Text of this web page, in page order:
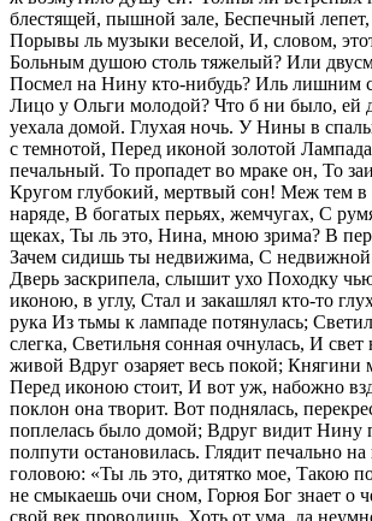
блестящей, пышной зале, Беспечный
Порывы ль музыки веселой, И, словом,
Больным душою столь тяжелый? Или
Посмел на Нину кто-нибудь? Иль лишним
Лицо у Ольги молодой? Что б ни было, ей
уехала домой. Глухая ночь. У Нины в
с темнотой, Перед иконой золотой
печальный. То пропадет во мраке он, То
Кругом глубокий, мертвый сон! Меж тем в
наряде, В богатых перьях, жемчугах, С
щеках, Ты ль это, Нина, мною зрима? В
Зачем сидишь ты недвижима, С недвижной
Дверь заскрипела, слышит ухо Походку
иконою, в углу, Стал и закашлял кто-то
рука Из тьмы к лампаде потянулась;
слегка, Светильня сонная очнулась, И
живой Вдруг озаряет весь покой; Княгини
Перед иконою стоит, И вот уж, набожно
поклон она творит. Вот поднялась,
поплелась было домой; Вдруг видит Нину
полпути остановилась. Глядит печально на
головою: «Ты ль это, дитятко мое, Такою
не смыкаешь очи сном, Горюя Бог знает о
свой век проводишь, Хоть от ума, да